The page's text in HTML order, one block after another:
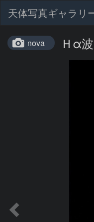
天体写真ギャラリ
nova Ｈα